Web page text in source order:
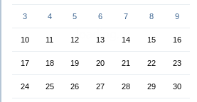
3 4 5 6 7 8 9
10 11 12 13 14 15 16
17 18 19 20 21 22 23
24 25 26 27 28 29 30